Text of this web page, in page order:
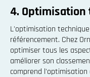
4. Optimisation
L'optimisation
référencement. Chez
optimiser tous les
améliorer son
comprend